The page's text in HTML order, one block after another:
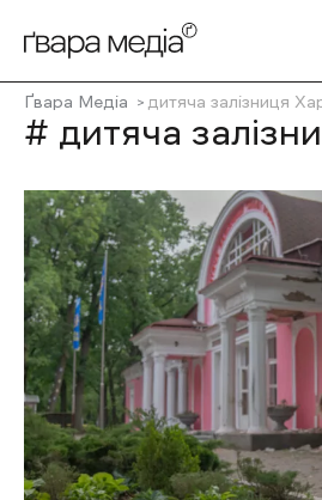
Ґвара Медіа дитяча залізниця
# дитяча